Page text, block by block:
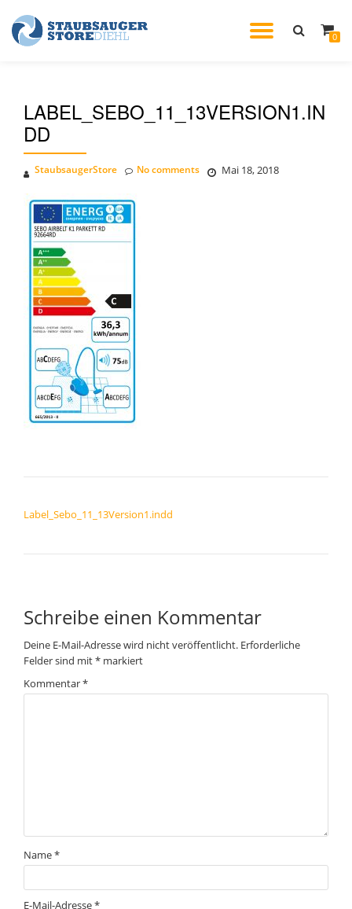
Skip
0
LABEL_SEBO_11_13VERSION1.IN
DD
StaubsaugerStore Mai 18, 2018
No comments
Label_Sebo_11_13Version1.indd
Schreibe einen Kommentar
Deine E-Mail-Adresse wird nicht veröffentlicht. Erforderliche
Felder sind mit* markiert
Kommentar*
Name*
E-Mail-Adresse*